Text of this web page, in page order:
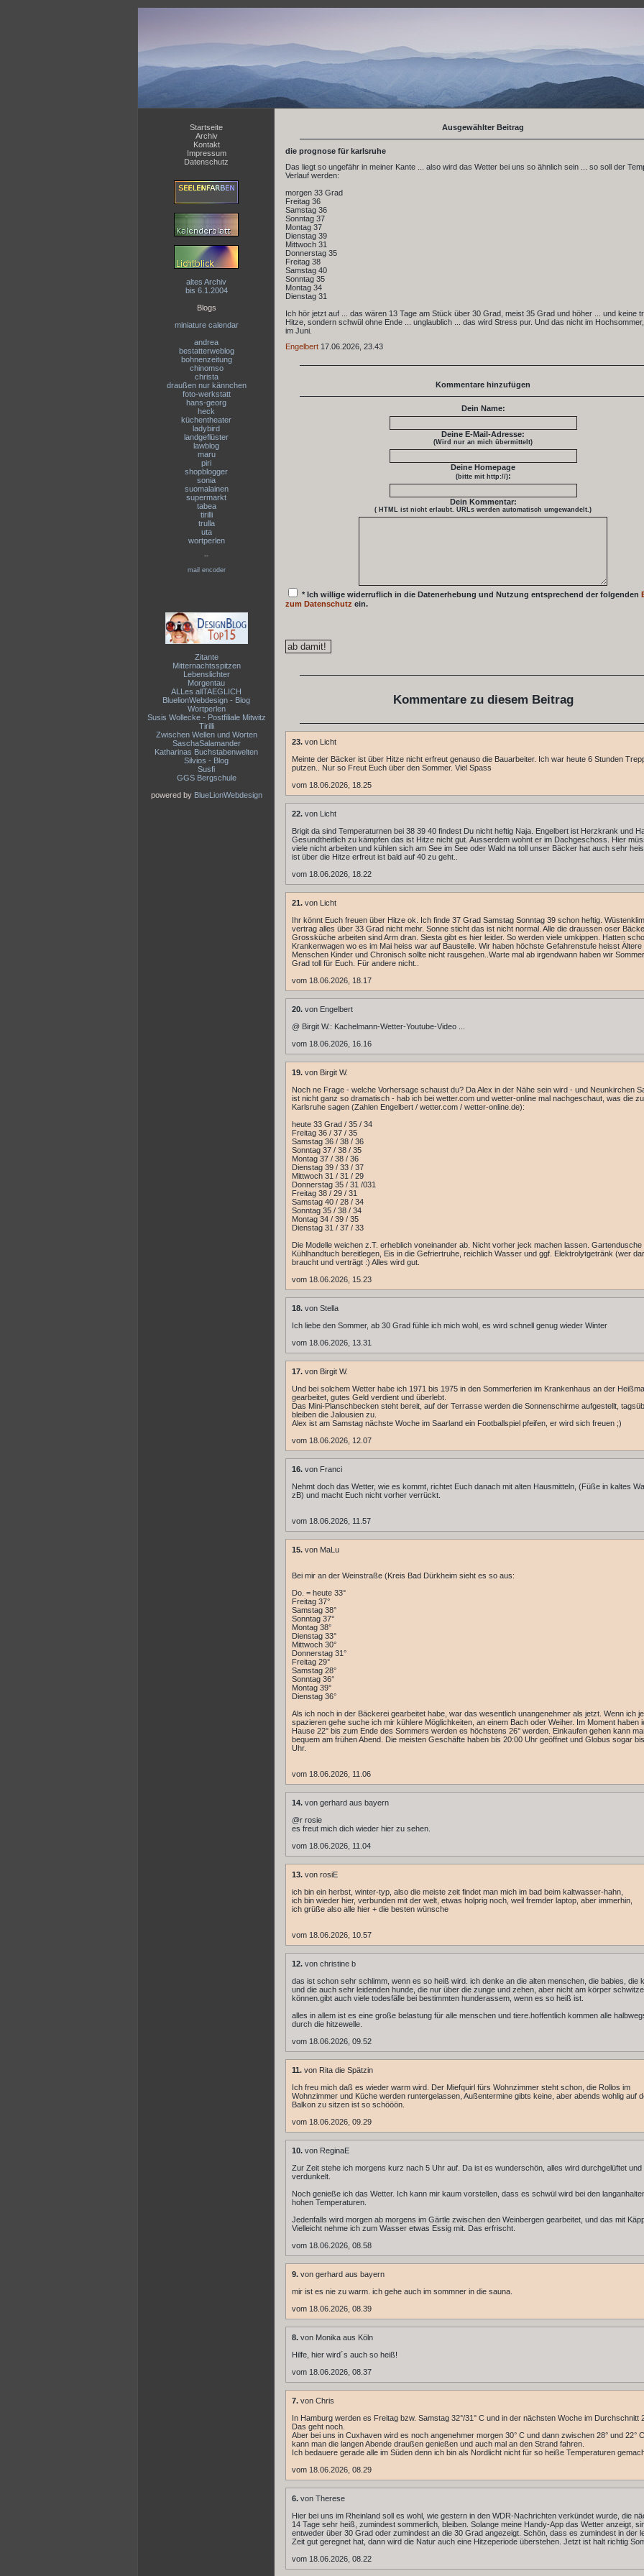
Startseite
Archiv
Kontakt
Impressum
Datenschutz
altes Archiv
bis 6.1.2004
Blogs
miniature calendar
andrea
bestatterweblog
bohnenzeitung
chinomso
christa
draußen nur kännchen
foto-werkstatt
hans-georg
heck
küchentheater
ladybird
landgeflüster
lawblog
maru
piri
shopblogger
sonia
suomalainen
supermarkt
tabea
tirilli
trulla
uta
wortperlen
--
mail encoder
Zitante
Mitternachtsspitzen
Lebenslichter
Morgentau
ALLes allTAEGLICH
BluelionWebdesign - Blog
Wortperlen
Susis Wollecke - Postfiliale Mitwitz
Tirilli
Zwischen Wellen und Worten
SaschaSalamander
Katharinas Buchstabenwelten
Silvios - Blog
Susfi
GGS Bergschule
powered by BlueLionWebdesign
Ausgewählter Beitrag
die prognose für karlsruhe
Das liegt so ungefähr in meiner Kante ... also wird das Wetter bei uns so ähnlich sein ... so soll der
Verlauf werden:
morgen 33 Grad
Freitag 36
Samstag 36
Sonntag 37
Montag 37
Dienstag 39
Mittwoch 31
Donnerstag 35
Freitag 38
Samstag 40
Sonntag 35
Montag 34
Dienstag 31
Ich hör jetzt auf ... das wären 13 Tage am Stück über 30 Grad, meist 35 Grad und höher ... und keine
Hitze, sondern schwül ohne Ende ... unglaublich ... das wird Stress pur. Und das nicht im
im Juni.
Engelbert 17.06.2026, 23.43
Kommentare hinzufügen
Dein Name:
Deine E-Mail-Adresse:
(Wird nur an mich übermittelt)
Deine Homepage
(bitte mit http://):
Dein Kommentar:
( HTML ist nicht erlaubt. URLs werden automatisch umgewandelt.)
* Ich willige widerruflich in die Datenerhebung und Nutzung entsprechend der folgenden
zum Datenschutz ein.
Kommentare zu diesem Beitrag
23. von Licht
Meinte der Bäcker ist über Hitze nicht erfreut genauso die Bauarbeiter. Ich war heute 6 Stunden
putzen.. Nur so Freut Euch über den Sommer. Viel Spass
vom 18.06.2026, 18.25
22. von Licht
Brigit da sind Temperaturnen bei 38 39 40 findest Du nicht heftig Naja. Engelbert ist Herzkrank und
Gesundtheitlich zu kämpfen das ist Hitze nicht gut. Ausserdem wohnt er im Dachgeschoss. Hier
viele nicht arbeiten und kühlen sich am See im See oder Wald na toll unser Bäcker hat auch sehr
ist über die Hitze erfreut ist bald auf 40 zu geht..
vom 18.06.2026, 18.22
21. von Licht
Ihr könnt Euch freuen über Hitze ok. Ich finde 37 Grad Samstag Sonntag 39 schon heftig.
vertrag alles über 33 Grad nicht mehr. Sonne sticht das ist nicht normal. Alle die draussen oser
Grossküche arbeiten sind Arm dran. Siesta gibt es hier leider. So werden viele umkippen. Hatten
Krankenwagen wo es im Mai heiss war auf Baustelle. Wir haben höchste Gefahrenstufe heisst Ältere
Menschen Kinder und Chronisch sollte nicht rausgehen..Warte mal ab irgendwann haben wir
Grad toll für Euch. Für andere nicht..
vom 18.06.2026, 18.17
20. von Engelbert
@ Birgit W.: Kachelmann-Wetter-Youtube-Video ...
vom 18.06.2026, 16.16
19. von Birgit W.
Noch ne Frage - welche Vorhersage schaust du? Da Alex in der Nähe sein wird - und Neunkirchen
ist nicht ganz so dramatisch - hab ich bei wetter.com und wetter-online mal nachgeschaut, was die zu
Karlsruhe sagen (Zahlen Engelbert / wetter.com / wetter-online.de):
heute 33 Grad / 35 / 34
Freitag 36 / 37 / 35
Samstag 36 / 38 / 36
Sonntag 37 / 38 / 35
Montag 37 / 38 / 36
Dienstag 39 / 33 / 37
Mittwoch 31 / 31 / 29
Donnerstag 35 / 31 /031
Freitag 38 / 29 / 31
Samstag 40 / 28 / 34
Sonntag 35 / 38 / 34
Montag 34 / 39 / 35
Dienstag 31 / 37 / 33
Die Modelle weichen z.T. erheblich voneinander ab. Nicht vorher jeck machen lassen. Gartendusche
Kühlhandtuch bereitlegen, Eis in die Gefriertruhe, reichlich Wasser und ggf. Elektrolytgetränk (wer
braucht und verträgt :) Alles wird gut.
vom 18.06.2026, 15.23
18. von Stella
Ich liebe den Sommer, ab 30 Grad fühle ich mich wohl, es wird schnell genug wieder Winter
vom 18.06.2026, 13.31
17. von Birgit W.
Und bei solchem Wetter habe ich 1971 bis 1975 in den Sommerferien im Krankenhaus an der
gearbeitet, gutes Geld verdient und überlebt.
Das Mini-Planschbecken steht bereit, auf der Terrasse werden die Sonnenschirme aufgestellt,
bleiben die Jalousien zu.
Alex ist am Samstag nächste Woche im Saarland ein Footballspiel pfeifen, er wird sich freuen ;)
vom 18.06.2026, 12.07
16. von Franci
Nehmt doch das Wetter, wie es kommt, richtet Euch danach mit alten Hausmitteln, (Füße in kaltes
zB) und macht Euch nicht vorher verrückt.
vom 18.06.2026, 11.57
15. von MaLu
Bei mir an der Weinstraße (Kreis Bad Dürkheim sieht es so aus:
Do. = heute 33°
Freitag 37°
Samstag 38°
Sonntag 37°
Montag 38°
Dienstag 33°
Mittwoch 30°
Donnerstag 31°
Freitag 29°
Samstag 28°
Sonntag 36°
Montag 39°
Dienstag 36°
Als ich noch in der Bäckerei gearbeitet habe, war das wesentlich unangenehmer als jetzt. Wenn ich
spazieren gehe suche ich mir kühlere Möglichkeiten, an einem Bach oder Weiher. Im Moment haben
Hause 22° bis zum Ende des Sommers werden es höchstens 26° werden. Einkaufen gehen kann
bequem am frühen Abend. Die meisten Geschäfte haben bis 20:00 Uhr geöffnet und Globus sogar
Uhr.
vom 18.06.2026, 11.06
14. von gerhard aus bayern
@r rosie
es freut mich dich wieder hier zu sehen.
vom 18.06.2026, 11.04
13. von rosiE
ich bin ein herbst, winter-typ, also die meiste zeit findet man mich im bad beim kaltwasser-hahn,
ich bin wieder hier, verbunden mit der welt, etwas holprig noch, weil fremder laptop, aber immerhin,
ich grüße also alle hier + die besten wünsche
vom 18.06.2026, 10.57
12. von christine b
das ist schon sehr schlimm, wenn es so heiß wird. ich denke an die alten menschen, die babies, die
und die auch sehr leidenden hunde, die nur über die zunge und zehen, aber nicht am körper
können.gibt auch viele todesfälle bei bestimmten hunderassem, wenn es so heiß ist.
alles in allem ist es eine große belastung für alle menschen und tiere.hoffentlich kommen alle
durch die hitzewelle.
vom 18.06.2026, 09.52
11. von Rita die Spätzin
Ich freu mich daß es wieder warm wird. Der Miefquirl fürs Wohnzimmer steht schon, die Rollos im
Wohnzimmer und Küche werden runtergelassen, Außentermine gibts keine, aber abends wohlig auf
Balkon zu sitzen ist so schööön.
vom 18.06.2026, 09.29
10. von ReginaE
Zur Zeit stehe ich morgens kurz nach 5 Uhr auf. Da ist es wunderschön, alles wird durchgelüftet und
verdunkelt.
Noch genieße ich das Wetter. Ich kann mir kaum vorstellen, dass es schwül wird bei den
hohen Temperaturen.
Jedenfalls wird morgen ab morgens im Gärtle zwischen den Weinbergen gearbeitet, und das mit
Vielleicht nehme ich zum Wasser etwas Essig mit. Das erfrischt.
vom 18.06.2026, 08.58
9. von gerhard aus bayern
mir ist es nie zu warm. ich gehe auch im sommner in die sauna.
vom 18.06.2026, 08.39
8. von Monika aus Köln
Hilfe, hier wird´s auch so heiß!
vom 18.06.2026, 08.37
7. von Chris
In Hamburg werden es Freitag bzw. Samstag 32°/31° C und in der nächsten Woche im Durchschnitt
Das geht noch.
Aber bei uns in Cuxhaven wird es noch angenehmer morgen 30° C und dann zwischen 28° und 22°
kann man die langen Abende draußen genießen und auch mal an den Strand fahren.
Ich bedauere gerade alle im Süden denn ich bin als Nordlicht nicht für so heiße Temperaturen
vom 18.06.2026, 08.29
6. von Therese
Hier bei uns im Rheinland soll es wohl, wie gestern in den WDR-Nachrichten verkündet wurde, die
14 Tage sehr heiß, zumindest sommerlich, bleiben. Solange meine Handy-App das Wetter anzeigt,
entweder über 30 Grad oder zumindest an die 30 Grad angezeigt. Schön, dass es zumindest in der
Zeit gut geregnet hat, dann wird die Natur auch eine Hitzeperiode überstehen. Jetzt ist halt richtig
vom 18.06.2026, 08.22